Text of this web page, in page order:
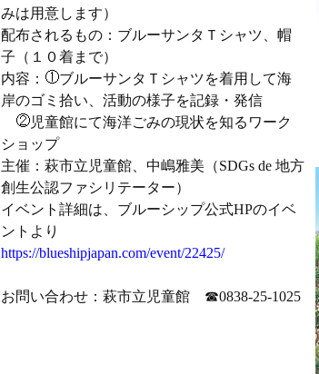
みは用意します）
配布されるもの：ブルーサンタＴシャツ、帽
子（１０着まで）
内容：
ブルーサンタＴシャツを着用して海
岸のゴミ拾い、活動の様子を記録・発信
児童館にて海洋ごみの現状を知るワーク
ショップ
主催：萩市立児童館、中嶋雅美（SDGs de 地方
創生公認ファシリテーター）
イベント詳細は、ブルーシップ公式HPのイベ
ントより
https://blueshipjapan.com/event/22425/
お問い合わせ：萩市立児童館 ☎0838-25-1025